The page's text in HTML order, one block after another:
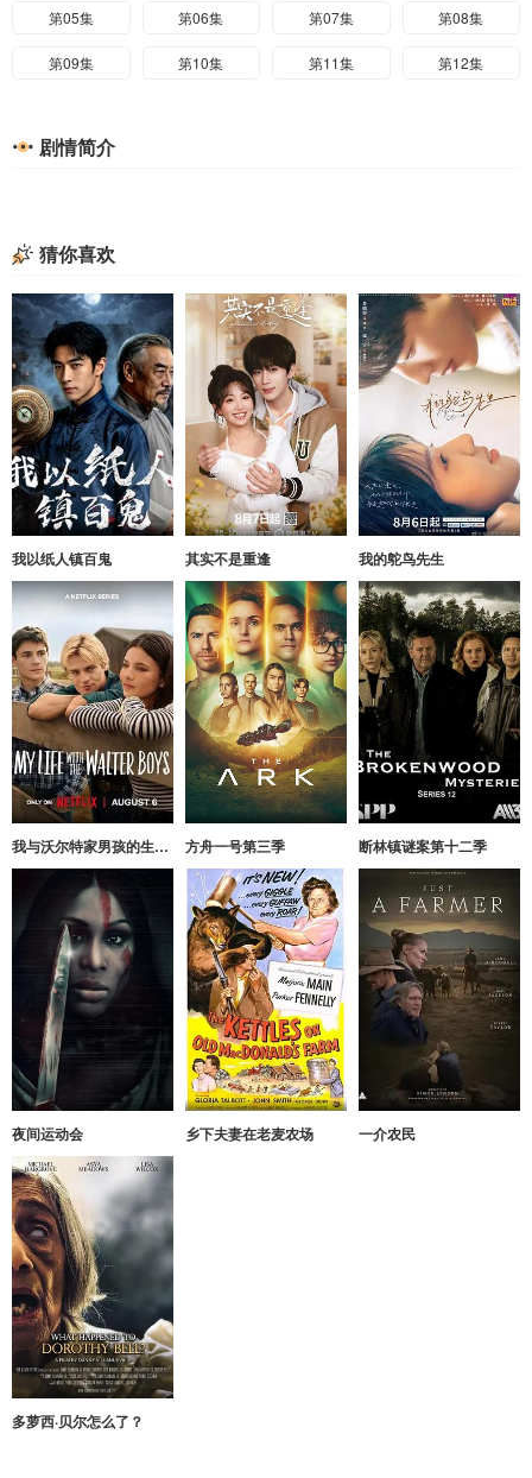
第05集 第06集 第07集 第08集
第09集 第10集 第11集 第12集
剧情简介
猜你喜欢
我以纸人镇百鬼 其实不是重逢 我的鸵鸟先生
我与沃尔特家男孩的生活第三季 方舟一号第三季 断林镇谜案第十二季
夜间运动会 乡下夫妻在老麦农场 一介农民
多萝西·贝尔怎么了？